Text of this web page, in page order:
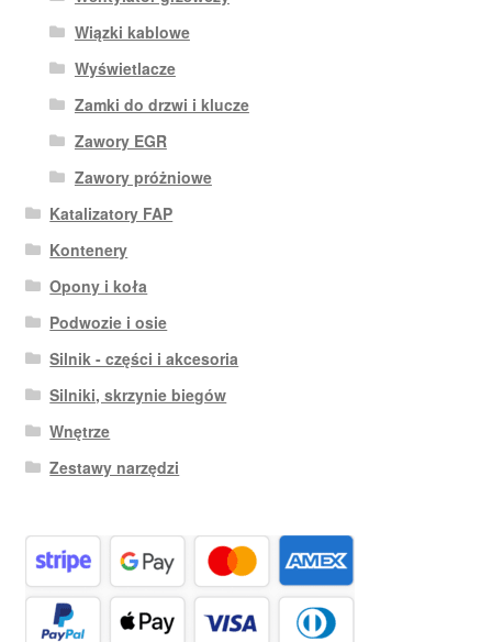
Wiązki kablowe
Wyświetlacze
Zamki do drzwi i klucze
Zawory EGR
Zawory próżniowe
Katalizatory FAP
Kontenery
Opony i koła
Podwozie i osie
Silnik - części i akcesoria
Silniki, skrzynie biegów
Wnętrze
Zestawy narzędzi